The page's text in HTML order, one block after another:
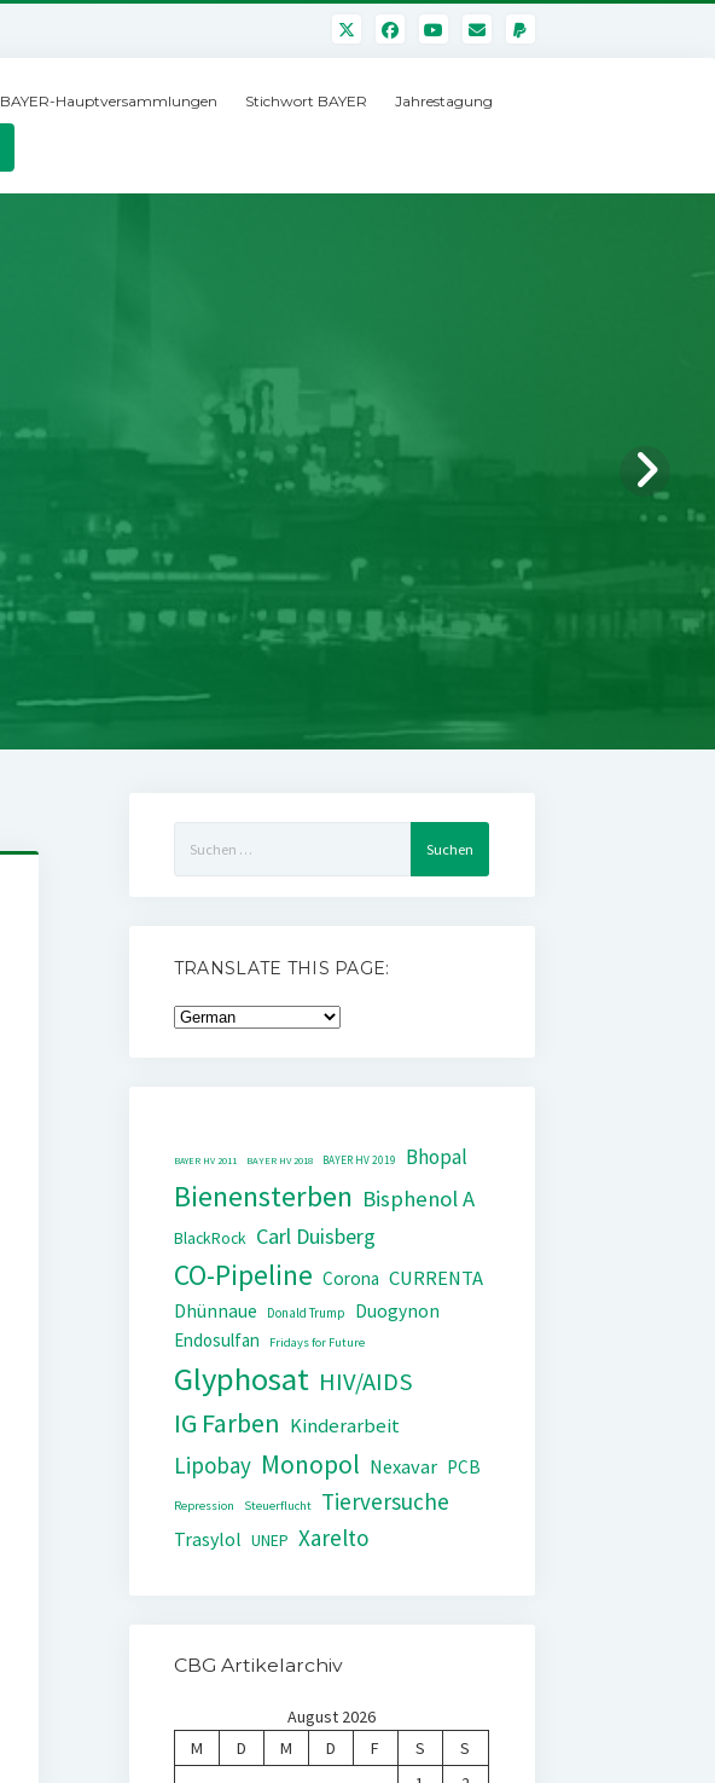
BAYER-Hauptversammlungen Stichwort BAYER Jahrestagung
nach:
TRANSLATE THIS PAGE:
BAYER HV 2011 BAYER HV 2018 BAYER HV 2019 Bhopal
Bienensterben Bisphenol A
BlackRock Carl Duisberg
CO-Pipeline Corona CURRENTA
Dhünnaue Donald Trump
Duogynon
Endosulfan
Fridays for Future
Glyphosat HIV/AIDS
IG Farben Kinderarbeit
Lipobay Monopol Nexavar PCB
Repression Steuerflucht Tierversuche
Trasylol UNEP Xarelto
CBG Artikelarchiv
August 2026
M
D M D F S
S